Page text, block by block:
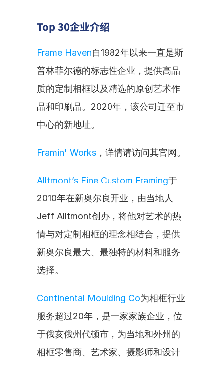
Top 30企业介绍
Frame Haven自1982年以来一直是斯
普林菲尔德的标志性企业，提供高品
质的定制相框以及精选的原创艺术作
品和印刷品。2020年，该公司迁至市
中心的新地址。
Framin' Works ，详情请访问其官网。
Alltmont’s Fine Custom Framing于
2010年在新奥尔良开业，由当地人
Jeff Alltmont创办，将他对艺术的热
情与对定制相框的理念相结合，提供
新奥尔良最大、最独特的材料和服务
选择。
Continental Moulding Co为相框行业
服务超过20年，是一家家族企业，位
于俄亥俄州代顿市，为当地和外州的
相框零售商、艺术家、摄影师和设计